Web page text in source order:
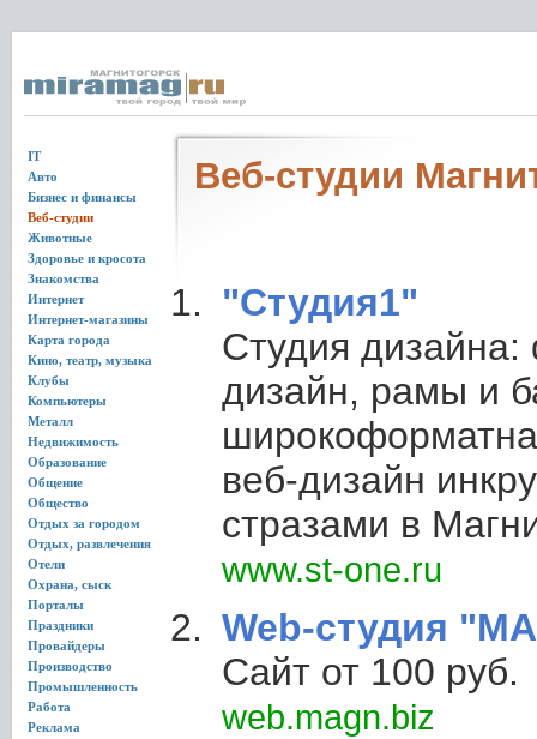
IT
Авто
Бизнес и финансы
Веб-студии
Животные
Здоровье и кросота
Знакомства
Интернет
Интернет-магазины
Карта города
Кино, театр, музыка
Клубы
Компьютеры
Металл
Недвижимость
Образование
Общение
Общество
Отдых за городом
Отдых, развлечения
Отели
Охрана, сыск
Порталы
Праздники
Провайдеры
Производство
Промышленность
Работа
Реклама
Веб-студии
"Студия1"
Студия
дизайн, рамы и
веб-дизайн
стразами в
www.st-one.ru
Web-студия
Сайт от 100 руб.
web.magn.biz